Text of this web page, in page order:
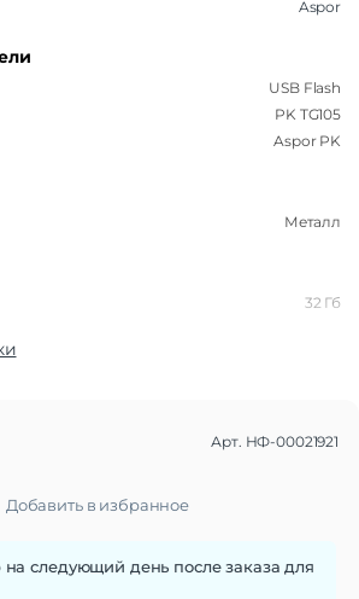
Aspor
USB Flash
PK TG105
Aspor PK
Металл
32 Гб
Арт. НФ-00021921
Добавить в избранное
на следующий день после заказа для